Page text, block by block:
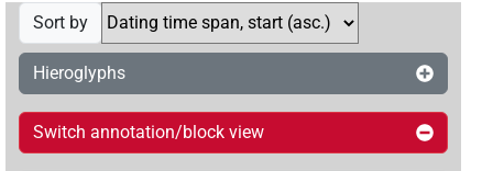
Sort by
Hieroglyphs
Switch annotation/block view